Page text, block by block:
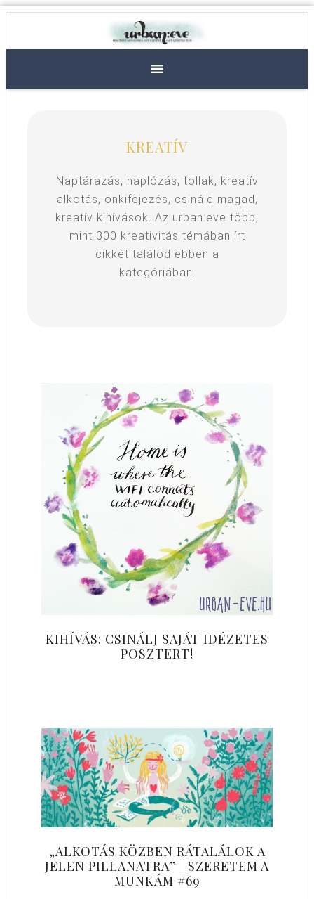
KREATÍV
Naptárazás, naplózás, tollak, kreatív
alkotás, önkifejezés, csináld magad,
kreatív kihívások. Az urban:eve több,
mint 300 kreativitás témában írt
cikkét találod ebben a
kategóriában.
KIHÍVÁS: CSINÁLJ SAJÁT IDÉZETES
POSZTERT!
„ALKOTÁS KÖZBEN RÁTALÁLOK A
JELEN PILLANATRA” | SZERETEM A
MUNKÁM #69